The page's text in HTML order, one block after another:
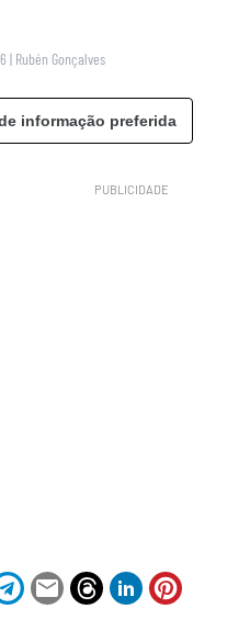
| Rubén Gonçalves
informação preferida